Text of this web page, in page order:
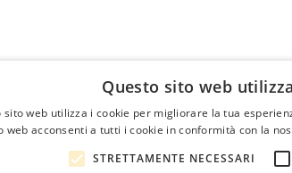
Questo sito web
sito web utilizza i cookie per migliorare la tua
web acconsenti a tutti i cookie in conformità con la
STRETTAMENTE NECESSARI